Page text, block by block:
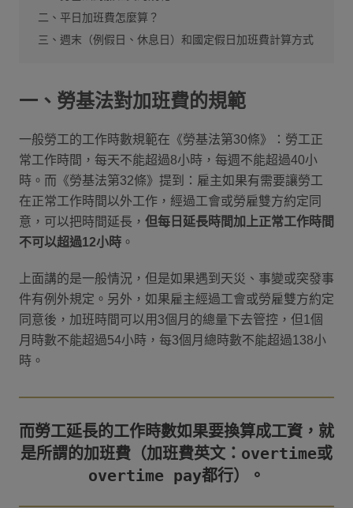
二、平日加班費怎麼算？
三、週末（例假日、休息日）和國定假日加班費計算方式
一、勞基法對加班費的規範
一般勞工的工作時數規範在《勞基法第30條》：勞工正
常工作時間，每天不能超過8小時，每週不能超過40小
時。而《勞基法第32條》提到：雇主如果有需要讓勞工
在正常工作時間以外工作，經過工會或勞雇雙方約定同
意，可以把時間延長， 但每日延長時間加上正常工作時間
不可以超過12小時 。
上面講的是一般情況，但是如果遇到天災、事變或突發事
件有例外規定。另外，如果雇主經過工會或勞雇雙方約定
同意後，加班時間可以用3個月的總量下去管控，但1個
月時數不能超過54小時，每3個月總時數不能超過138小
時。
而勞工延長的工作時數如果要換算成工資，就
是所謂的加班費（加班費英文：overtime或